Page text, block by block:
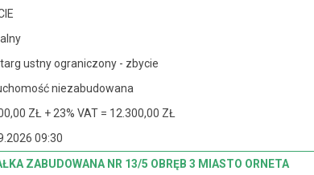
ustny ograniczony - zbycie
niezabudowana
ZŁ + 23% VAT = 12.300,00 ZŁ
09:30
ZABUDOWANA NR 13/5 OBRĘB 3 MIASTO ORNETA